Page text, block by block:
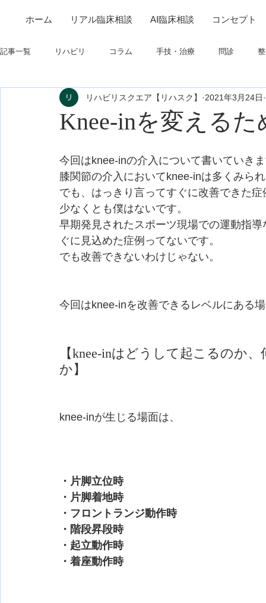
ホーム リアル臨床相談 AI臨床相談 コンセプト
記事一覧 リハビリ コラム 手技・治療 問診
制度関連 学会・研究関連 高次脳機能障害
Knee-inを変える
リハビリスクエア【リハスク】 2021年3月24日
今回はknee-inの介入について書いていき
膝関節の介入においてknee-inは多くみら
でも、はっきり言ってすぐに改善できた
少なくとも僕はないです。
早期発見されたスポーツ現場での運動指
ぐに見込めた症例ってないです。
でも改善できないわけじゃない。
今回はknee-inを改善できるレベルにある
【knee-inはどうして起こるのか
か】
knee-inが生じる場面は、
・片脚立位時
・片脚着地時
・フロントランジ動作時
・階段昇段時
・起立動作時
・着座動作時